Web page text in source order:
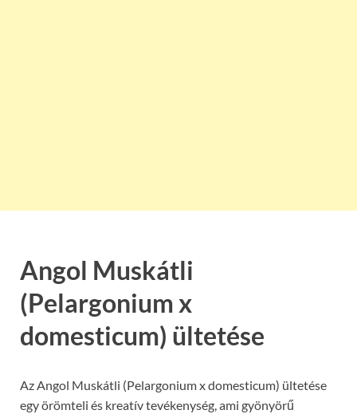
Angol Muskátli
(Pelargonium x
domesticum) ültetése
Az Angol Muskátli (Pelargonium x domesticum) ültetése
egy örömteli és kreatív tevékenység, ami gyönyörű